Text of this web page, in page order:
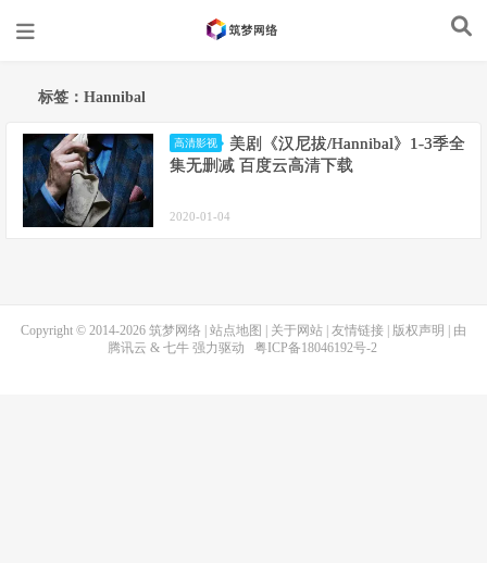
标签：Hannibal
高清影视
美剧《汉尼拔/Hannibal》1-3季全
集无删减 百度云高清下载
2020-01-04
Copyright © 2014-2026 筑梦网络 站点地图 关于网站 友情链接 版权声明
| 由
腾讯云 & 七牛强力驱动 粤ICP备18046192号-2